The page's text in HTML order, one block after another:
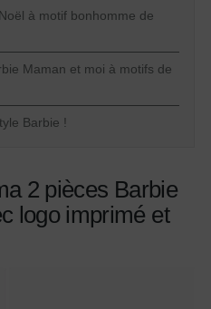
à motif bonhomme de
Maman et moi à motifs de
Barbie !
2 pièces Barbie
logo imprimé et